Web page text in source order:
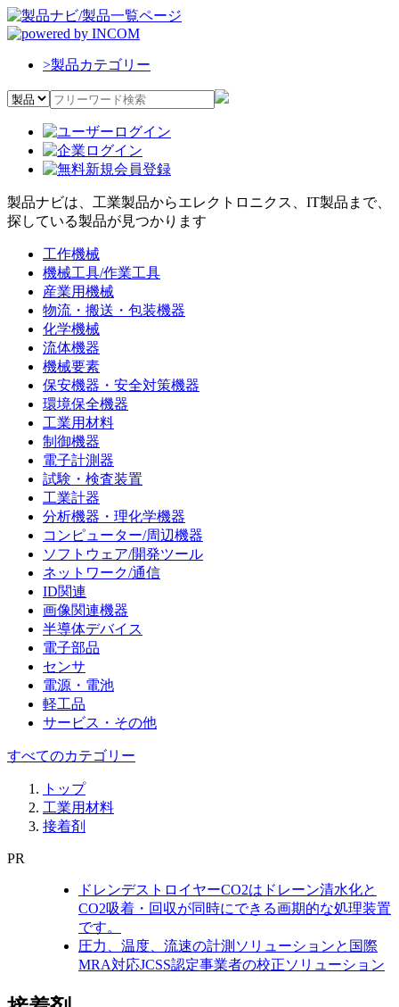
>製品カテゴリー
製品ナビは、工業製品からエレクトロニクス、IT製品まで、
探している製品が見つかります
工作機械
機械工具/作業工具
産業用機械
物流・搬送・包装機器
化学機械
流体機器
機械要素
保安機器・安全対策機器
環境保全機器
工業用材料
制御機器
電子計測器
試験・検査装置
工業計器
分析機器・理化学機器
コンピューター/周辺機器
ソフトウェア/開発ツール
ネットワーク/通信
ID関連
画像関連機器
半導体デバイス
電子部品
センサ
電源・電池
軽工品
サービス・その他
すべてのカテゴリー
トップ
工業用材料
接着剤
PR
ドレンデストロイヤーCO2はドレーン清水化と
CO2吸着・回収が同時にできる画期的な処理装置
です。
圧力、温度、流速の計測ソリューションと国際
MRA対応JCSS認定事業者の校正ソリューション